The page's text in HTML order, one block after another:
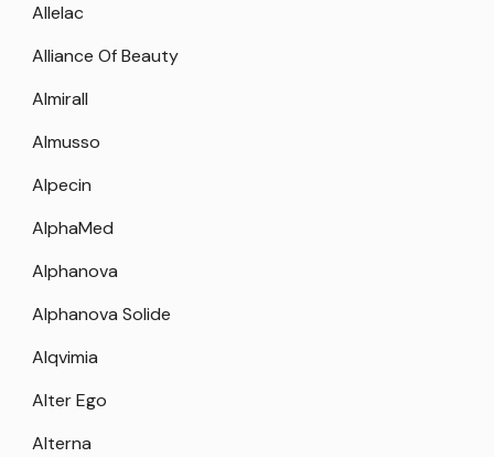
Allelac
Alliance Of Beauty
Almirall
Almusso
Alpecin
AlphaMed
Alphanova
Alphanova Solide
Alqvimia
Alter Ego
Alterna